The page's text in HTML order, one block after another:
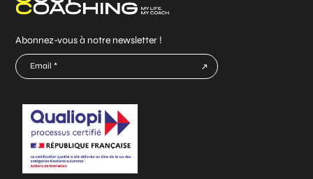
Abonnez-vous à notre newsletter !
E-
mail
*